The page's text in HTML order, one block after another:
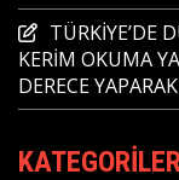
TÜRKİYE’DE
KERİM OKUMA
DERECE